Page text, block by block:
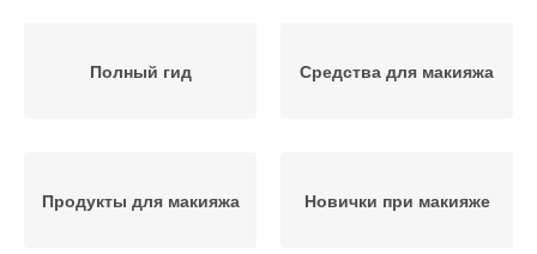
Полный гид Средства для макияжа
Продукты для макияжа Новички при макияже